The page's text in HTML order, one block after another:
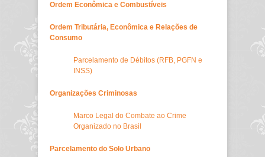
Ordem Econômica e Combustíveis
Ordem Tributária, Econômica e Relações de
Consumo
Parcelamento de Débitos (RFB, PGFN e
INSS)
Organizações Criminosas
Marco Legal do Combate ao Crime
Organizado no Brasil
Parcelamento do Solo Urbano